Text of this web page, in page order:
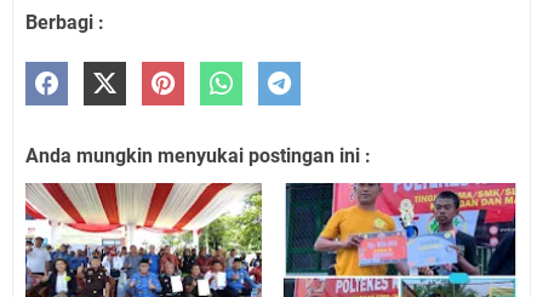
Berbagi :
Anda mungkin menyukai postingan ini :